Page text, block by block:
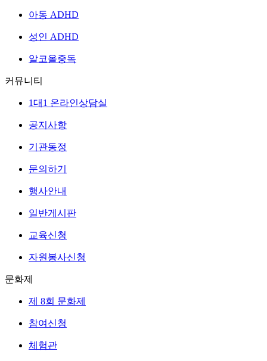
아동 ADHD
성인 ADHD
알코올중독
커뮤니티
1대1 온라인상담실
공지사항
기관동정
문의하기
행사안내
일반게시판
교육신청
자원봉사신청
문화제
제 8회 문화제
참여신청
체험관